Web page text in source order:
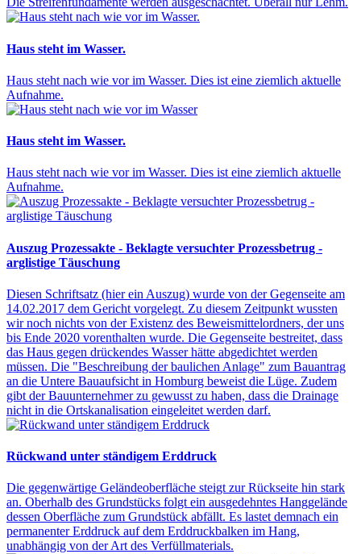
Haus steht im Wasser.
Haus steht nach wie vor im Wasser. Dies ist eine ziemlich aktuelle
Aufnahme.
Haus steht im Wasser.
Haus steht nach wie vor im Wasser. Dies ist eine ziemlich aktuelle
Aufnahme.
Auszug Prozessakte - Beklagte versuchter Prozessbetrug -
arglistige Täuschung
Diesen Schriftsatz (hier ein Auszug) wurde von der Gegenseite am
14.02.2017 dem Gericht vorgelegt. Zu diesem Zeitpunkt wussten
wir noch nichts von der Existenz des Beweismittelordners, der uns
bis Ende 2020 vorenthalten wurde. Die Gegenseite bestreitet, dass
das Haus gegen drückendes Wasser hätte abgedichtet werden
müssen. Die "Beschreibung der baulichen Anlage" zum Bauantrag
an die Untere Bauaufsicht in Homburg beweist die Lüge. Zudem
gibt der Bauunternehmer zu gewusst zu haben, dass die Drainage
nicht in die Ortskanalisation eingeleitet werden darf.
Rückwand unter ständigem Erddruck
Die gegenwärtige Geländeoberfläche steigt zur Rückseite hin stark
an. Oberhalb des Grundstücks folgt ein ausgedehntes Hanggelände
dessen Oberfläche zum Grundstück abfällt. Es lastet demnach ein
permanenter Erddruck auf dem Erddruckbalken im Hang,
unabhängig von der Art des Verfüllmaterials.